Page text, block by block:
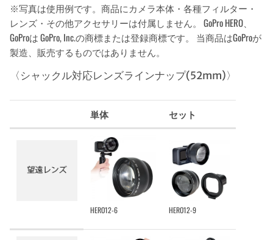
※写真は使用例です。商品にカメラ本体・各種フィルター・
レンズ・その他アクセサリーは付属しません。 GoPro HERO、
GoProは GoPro, Inc.の商標または登録商標です。 当商品はGoProが
製造、販売するものではありません。
〈シャックル対応レンズラインナップ(52mm)〉
単体 セット
HERO12-6 HERO12-9